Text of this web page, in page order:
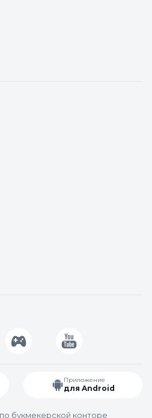
Приложение
для Android
букмекерской конторе